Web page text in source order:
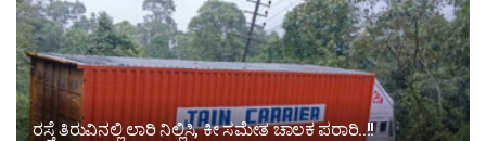
ರಸ್ತೆ ತಿರುವಿನಲ್ಲಿ ಲಾರಿ ನಿಲ್ಲಿಸಿ, ಕೀ ಸಮೇತ ಚಾಲಕ ಪರಾರಿ..!!